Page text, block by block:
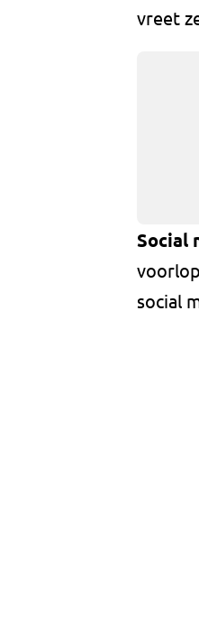
vreet
Social
social